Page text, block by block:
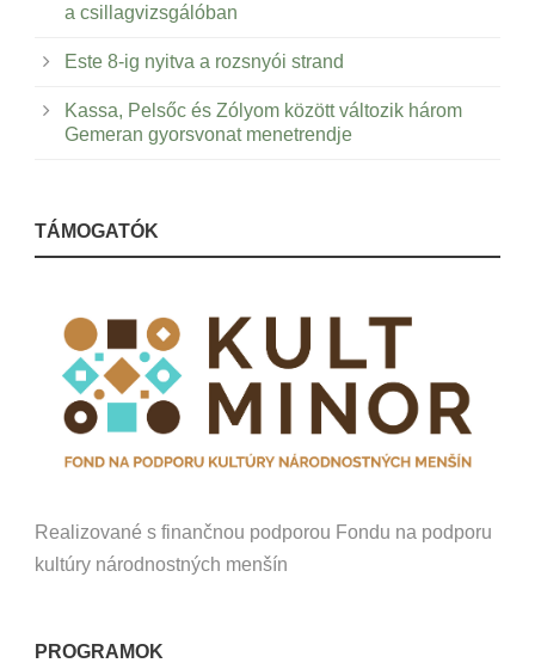
a csillagvizsgálóban
Este 8-ig nyitva a rozsnyói strand
Kassa, Pelsőc és Zólyom között változik három
Gemeran gyorsvonat menetrendje
TÁMOGATÓK
Realizované s finančnou podporou Fondu na podporu
kultúry národnostných menšín
PROGRAMOK